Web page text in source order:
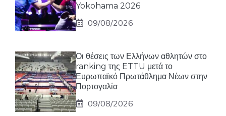
Yokohama 2026
09/08/2026
Οι θέσεις των Ελλήνων αθλητών στο
ranking της ETTU μετά το
Ευρωπαϊκό Πρωτάθλημα Νέων στην
Πορτογαλία
09/08/2026